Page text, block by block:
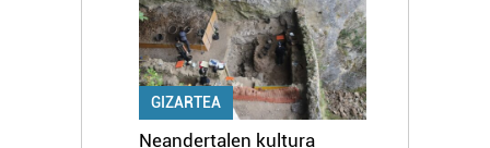
GIZARTEA
Neandertalen kultura